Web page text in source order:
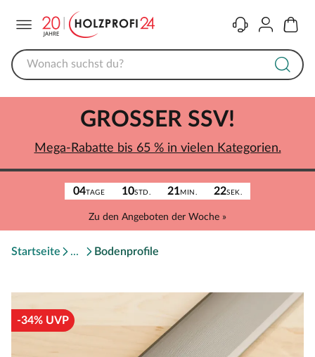
KontaktKonto
04TAGE 10STD. 21MIN. 22SEK.
Zu den Angeboten der Woche »
GROSSER SSV!
Mega-Rabatte bis 65 % in vielen Kategorien.
Startseite Bodenprofile
-34% UVP